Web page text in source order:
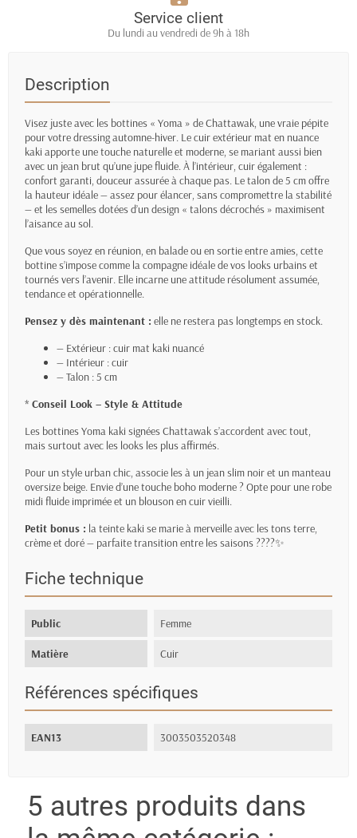
Service client
Du lundi au vendredi de 9h à 18h
Description
Visez juste avec les bottines « Yoma » de Chattawak, une vraie pépite
pour votre dressing automne-hiver. Le cuir extérieur mat en nuance
kaki apporte une touche naturelle et moderne, se mariant aussi bien
avec un jean brut qu’une jupe fluide. À l’intérieur, cuir également :
confort garanti, douceur assurée à chaque pas. Le talon de 5 cm offre
la hauteur idéale — assez pour élancer, sans compromettre la stabilité
— et les semelles dotées d’un design « talons décrochés » maximisent
l’aisance au sol.
Que vous soyez en réunion, en balade ou en sortie entre amies, cette
bottine s’impose comme la compagne idéale de vos looks urbains et
tournés vers l’avenir. Elle incarne une attitude résolument assumée,
tendance et opérationnelle.
Pensez y dès maintenant : elle ne restera pas longtemps en stock.
— Extérieur : cuir mat kaki nuancé
— Intérieur : cuir
— Talon : 5 cm
* Conseil Look – Style & Attitude
Les bottines Yoma kaki signées Chattawak s’accordent avec tout,
mais surtout avec les looks les plus affirmés.
Pour un style urban chic, associe les à un jean slim noir et un manteau
oversize beige. Envie d’une touche boho moderne ? Opte pour une robe
midi fluide imprimée et un blouson en cuir vieilli.
Petit bonus : la teinte kaki se marie à merveille avec les tons terre,
crème et doré — parfaite transition entre les saisons ????✨
Fiche technique
Public Femme
Matière Cuir
Références spécifiques
EAN13 3003503520348
5 autres produits dans